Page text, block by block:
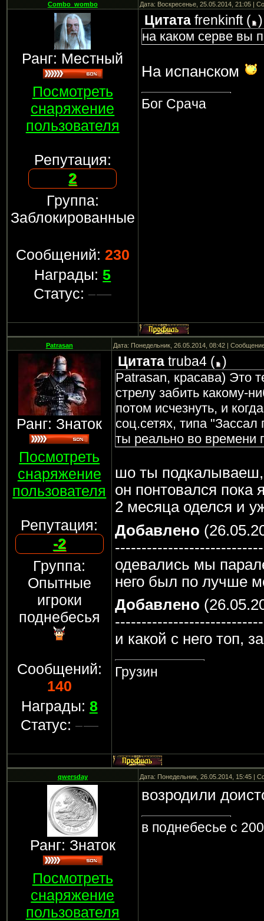
Combo_wombo Дата: Воскресенье, 25.05.2014, 21:05 |
Ранг: Местный
Посмотреть
снаряжение
пользователя
Репутация:
2
Группа:
Заблокированные
Сообщений: 230
Награды:5
Статус:
Цитата frenkinft( )
на каком серве вы
На испанском
Бог Срача
Patrasan Дата: Понедельник, 26.05.2014, 08:42 |
Ранг: Знаток
Посмотреть
снаряжение
пользователя
Репутация:
-2
Группа:
Опытные
игроки
поднебесья
Сообщений:
140
Награды: 8
Статус:
Цитата truba4( )
Patrasan, красава) Это
стрелу забить какому-
потом исчезнуть, и
соц.сетях, типа
ты реально во времени
шо ты подкалываеш,
он понтовался пока
2 месяца оделся и
Добавлено
одевались мы
него был по лучше
Добавлено
и какой с него топ,
Грузин
qwersday Дата: Понедельник, 26.05.2014, 15:45 |
Ранг: Знаток
Посмотреть
снаряжение
пользователя
возродили
в поднебесье с